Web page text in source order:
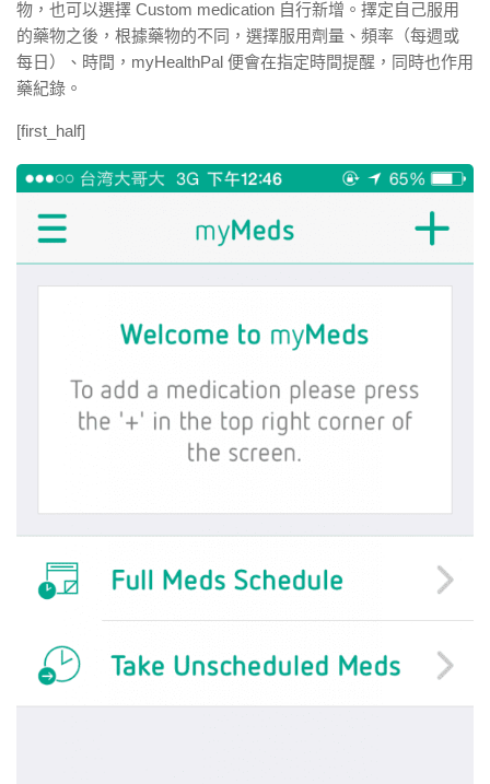
物，也可以選擇 Custom medication 自行新增。擇定自己服用
的藥物之後，根據藥物的不同，選擇服用劑量、頻率（每週或
每日）、時間，myHealthPal 便會在指定時間提醒，同時也作用
藥紀錄。
[first_half]